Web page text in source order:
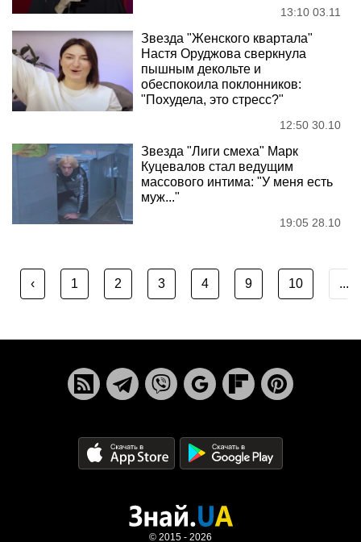
13:10 03.11
Звезда "Женского квартала"
Настя Оруджова сверкнула
пышным декольте и
обеспокоила поклонников:
"Похудела, это стресс?"
12:50 30.10
Звезда "Лиги смеха" Марк
Куцевалов стал ведущим
массового интима: "У меня есть
муж..."
19:05 28.10
‹ 1 2 3 4 9 10 ...
© 2015 - 2026